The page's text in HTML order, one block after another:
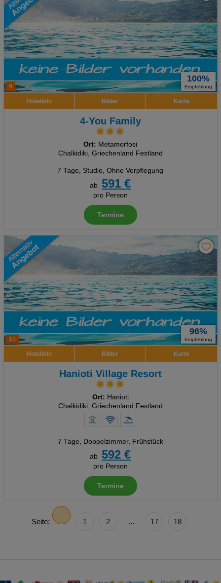
9
100%
Empfehlung
Hotelinfo Bilder Karte
4-You Family
Ort: Metamorfosi
Chalkidiki, Griechenland Festland
7 Tage, Studio, Ohne Verpflegung
ab
591 €
pro Person
Termine
10
96%
Empfehlung
Hotelinfo Bilder Karte
Hanioti Village Resort
Ort: Hanioti
Chalkidiki, Griechenland Festland
7 Tage, Doppelzimmer, Frühstück
ab
592 €
pro Person
Termine
Seite: 1 2 ... 17 18